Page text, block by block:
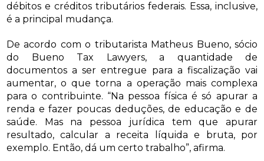
débitos e créditos tributários federais. Essa, inclusive,
é a principal mudança.
De acordo com o tributarista Matheus Bueno, sócio
do Bueno Tax Lawyers, a quantidade de
documentos a ser entregue para a fiscalização vai
aumentar, o que torna a operação mais complexa
para o contribuinte. “Na pessoa física é só apurar a
renda e fazer poucas deduções, de educação e de
saúde. Mas na pessoa jurídica tem que apurar
resultado, calcular a receita líquida e bruta, por
exemplo. Então, dá um certo trabalho”, afirma.